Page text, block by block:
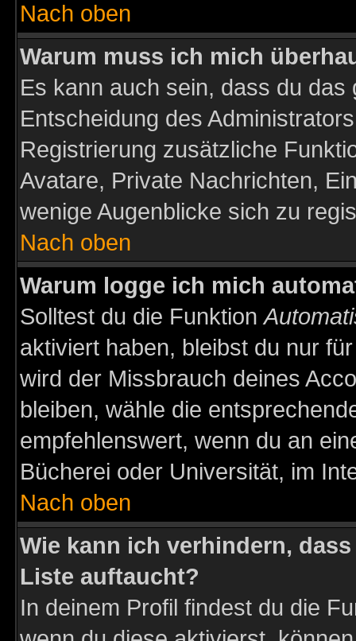
Nach oben
Warum muss ich mich
Es kann auch sein, dass du
Entscheidung des
Registrierung zusätzliche
Avatare, Private Nachrichten,
wenige Augenblicke sich zu
Nach oben
Warum logge ich mich
Solltest du die Funktion
aktiviert haben, bleibst du nur
wird der Missbrauch deines
bleiben, wähle die
empfehlenswert, wenn du an
Bücherei oder Universität, im
Nach oben
Wie kann ich verhindern,
Liste auftaucht?
In deinem Profil findest du die